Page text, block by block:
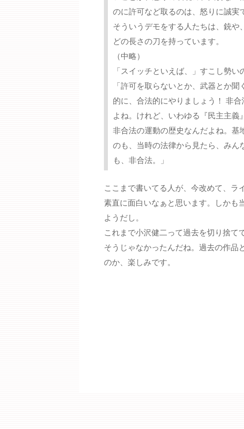
のに許可など取るのは、怒りに誠実
そういうデモをする人たちは、銃や
どの長さの刀を持っています。
（中略）
「スイッチといえば、」すこし勢
「許可を取らないとか、武器とか
的に、合法的にやりましょう！ 非
よね。けれど、いわゆる『民主主
非合法の運動の歴史なんだよね。基
のも、当時の法律から見たら、みん
も、非合法。」
ここまで書いてる人が、今改めて、ラ
素直に面白いなぁと思います。しかも
ようだし。
これまで小沢健二って過去を切り捨て
そうじゃなかったんだね。過去の作品
のか、楽しみです。